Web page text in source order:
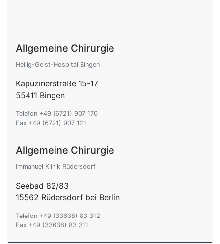
Allgemeine Chirurgie
Heilig-Geist-Hospital Bingen
Kapuzinerstraße 15-17
55411 Bingen
Telefon +49 (6721) 907 170
Fax +49 (6721) 907 121
Allgemeine Chirurgie
Immanuel Klinik Rüdersdorf
Seebad 82/83
15562 Rüdersdorf bei Berlin
Telefon +49 (33638) 83 312
Fax +49 (33638) 83 311